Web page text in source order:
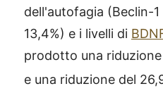
dell'autofagia (Beclin-1
13,4%) e i livelli di
prodotto una riduzione
e una riduzione del